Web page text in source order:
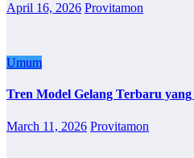
April 16, 2026 Provitamon
Umum
Tren Model Gelang Terbaru
March 11, 2026 Provitamon